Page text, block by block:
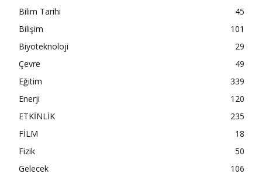
Bilim Tarihi
45
Bilişim
101
Biyoteknoloji
29
Çevre
49
Eğitim
339
Enerji
120
ETKİNLİK
235
FİLM
18
Fizik
50
Gelecek
106